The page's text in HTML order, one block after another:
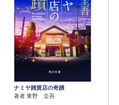
ナミヤ雑貨店の奇蹟
著者 東野 圭吾